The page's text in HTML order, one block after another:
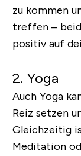
zu kommen
treffen –
positiv auf
2. Yoga
Auch Yoga
Reiz setzen
Gleichzeitig
Meditation